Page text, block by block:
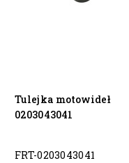
Tulejka motowideł
0203043041
FRT-0203043041